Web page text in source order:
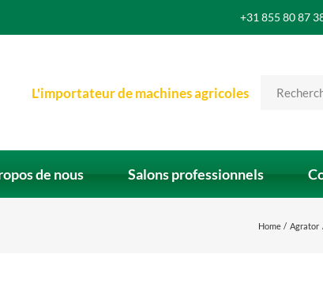
+31 855 80 87
L'importateur de machines agricoles
de nous Salons professionnels
Home Agrator